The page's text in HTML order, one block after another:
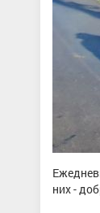
них -